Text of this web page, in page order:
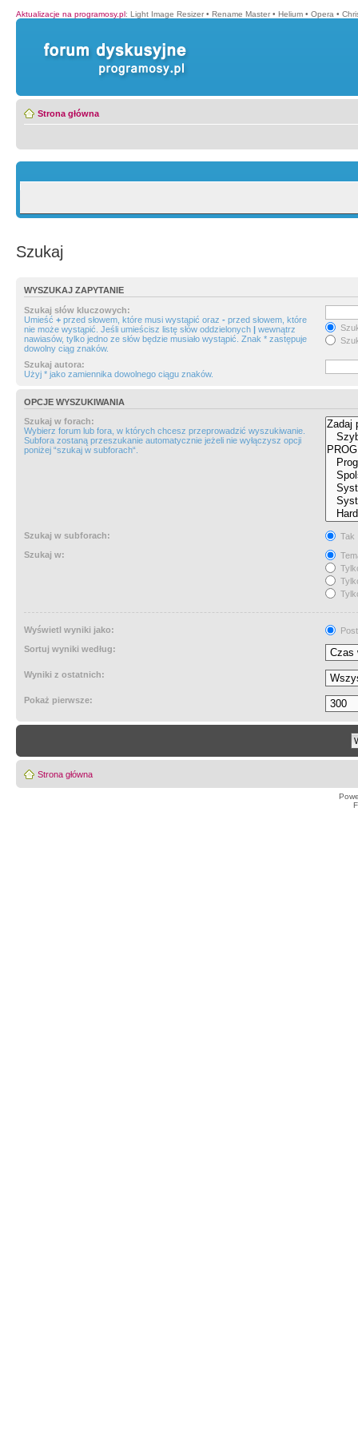
Aktualizacje na programosy.pl: Light Image Resizer • Rename Master • Helium • Opera •
Strona główna
Szukaj
WYSZUKAJ ZAPYTANIE
Szukaj słów kluczowych:
Umieść + przed słowem, które musi wystąpić oraz - przed słowem, które
nie może wystąpić. Jeśli umieścisz listę słów oddzielonych | wewnątrz
nawiasów, tylko jedno ze słów będzie musiało wystąpić. Znak * zastępuje
dowolny ciąg znaków.
Szukaj autora:
Użyj * jako zamiennika dowolnego ciągu znaków.
OPCJE WYSZUKIWANIA
Szukaj w forach:
Wybierz forum lub fora, w których chcesz przeprowadzić wyszukiwanie.
Subfora zostaną przeszukanie automatycznie jeżeli nie wyłączysz opcji
poniżej “szukaj w subforach“.
Szukaj w subforach:
Tak
Szukaj w:
Wyświetl wyniki jako:
Sortuj wyniki według:
Wyniki z ostatnich:
Pokaż pierwsze:
Strona główna